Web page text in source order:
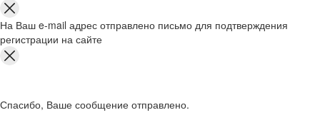
На Ваш e-mail адрес отправлено письмо для подтверждения
регистрации на сайте
Спасибо, Ваше сообщение отправлено.